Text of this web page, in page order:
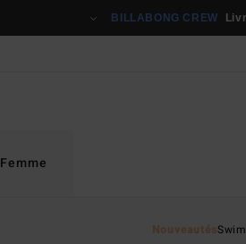
BILLABONG CREW
Femme
Nouveautés